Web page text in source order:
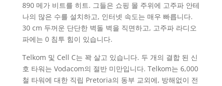
890 메가 비트를 히트. 그들은 쇼핑 몰 주위에 고주파 안테
나의 많은 수를 설치하고, 인터넷 속도는 매우 빠릅니다.
30 cm 두꺼운 단단한 벽돌 벽을 직면하고, 고주파 라디오
파에는 0 침투 힘이 있습니다.
Telkom 및 Cell C는 꽉 살고 있습니다. 두 개의 결합 된 신
호 타워는 Vodacom의 절반 미만입니다. Telkom는 6,000
철 타워에 대한 직립 Pretoria의 동부 교외에, 방해없이 전